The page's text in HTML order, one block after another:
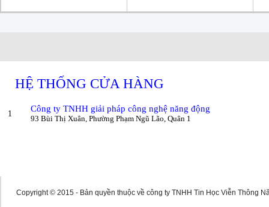
HỆ THỐNG CỬA HÀNG
1
Công ty TNHH giải pháp công nghệ năng động
93 Bùi Thị Xuân, Phường Phạm Ngũ Lão, Quân 1
Copyright © 2015 - Bản quyền thuộc về công ty TNHH Tin Học Viễn Thông